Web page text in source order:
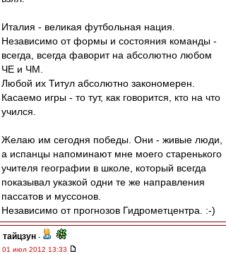
Италия - великая футбольная нация.
Независимо от формы и состояния команды -
всегда, всегда фаворит на абсолютно любом
ЧЕ и ЧМ.
Любой их Титул абсолютно закономерен.
Касаемо игры - то тут, как говорится, кто на что
учился.
Желаю им сегодня победы. Они - живые люди,
а испанцы напоминают мне моего старенького
учителя географии в школе, который всегда
показывал указкой одни те же направления
пассатов и муссонов.
Независимо от прогнозов Гидрометцентра. :-)
тайцзун -
01 июл 2012 13:33